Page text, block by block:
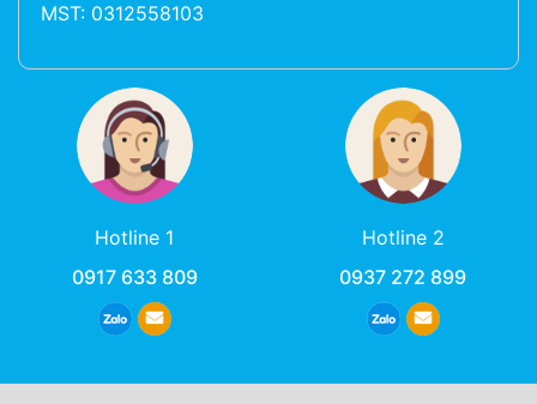
MST: 0312558103
Hotline 1
0917 633 809
Hotline 2
0937 272 899